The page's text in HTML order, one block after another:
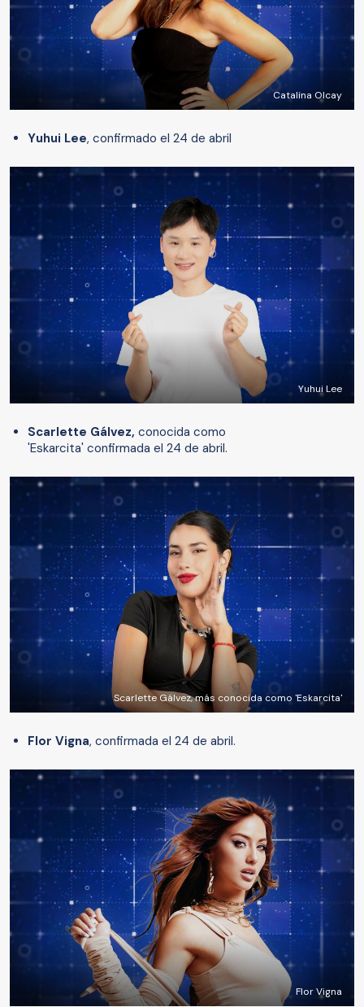
Catalina Olcay
Yuhui Lee, confirmado el 24 de abril
Yuhui Lee
Scarlette Gálvez, conocida como
'Eskarcita' confirmada el 24 de abril.
Scarlette Gálvez, más conocida como 'Eskarcita'
Flor Vigna, confirmada el 24 de abril.
Flor Vigna